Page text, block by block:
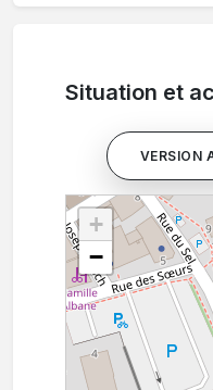
Situation et
VERSION
+
−